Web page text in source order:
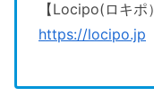
【Locipo(ロキポ
https://locipo.jp